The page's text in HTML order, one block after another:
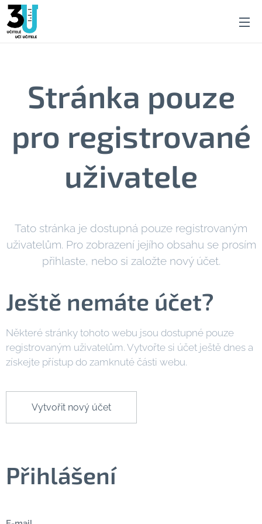
Stránka pouze
pro registrované
uživatele
Tato stránka je dostupná pouze registrovaným
uživatelům. Pro zobrazení jejího obsahu se prosím
přihlaste, nebo si založte nový účet.
Ještě nemáte účet?
Některé stránky tohoto webu jsou dostupné pouze
registrovaným uživatelům. Vytvořte si účet ještě dnes a
získejte přístup do zamknuté části webu.
Vytvořit nový účet
Přihlášení